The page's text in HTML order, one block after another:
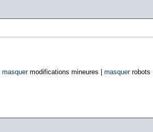
masquermodifications mineures | masquerrobots |